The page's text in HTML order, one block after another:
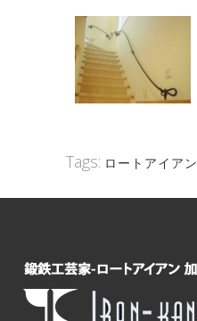
Tags: ロートアイアン